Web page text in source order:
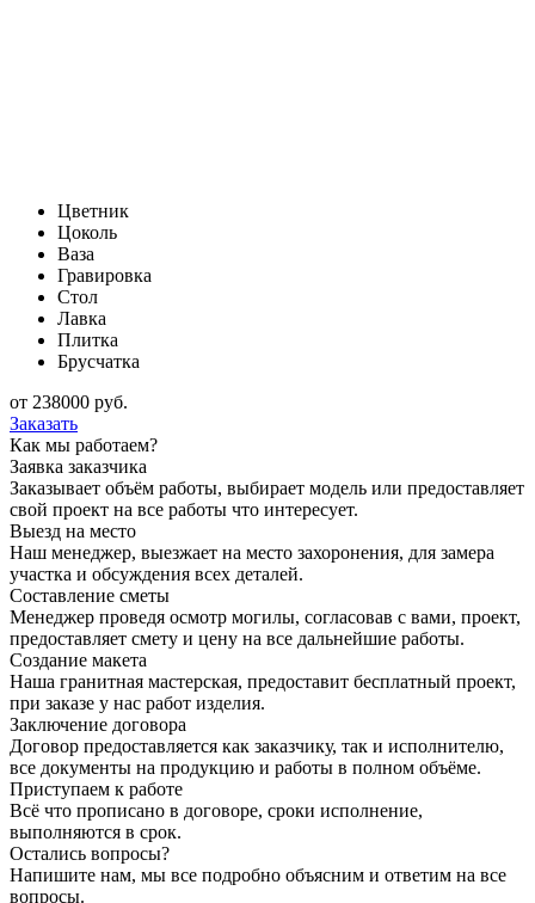
Цветник
Цоколь
Ваза
Гравировка
Стол
Лавка
Плитка
Брусчатка
от 238000 руб.
Заказать
Как мы работаем?
Заявка заказчика
Заказывает объём работы, выбирает модель или предоставляет
свой проект на все работы что интересует.
Выезд на место
Наш менеджер, выезжает на место захоронения, для замера
участка и обсуждения всех деталей.
Составление сметы
Менеджер проведя осмотр могилы, согласовав с вами, проект,
предоставляет смету и цену на все дальнейшие работы.
Создание макета
Наша гранитная мастерская, предоставит бесплатный проект,
при заказе у нас работ изделия.
Заключение договора
Договор предоставляется как заказчику, так и исполнителю,
все документы на продукцию и работы в полном объёме.
Приступаем к работе
Всё что прописано в договоре, сроки исполнение,
выполняются в срок.
Остались вопросы?
Напишите нам, мы все подробно объясним и ответим на все
вопросы.